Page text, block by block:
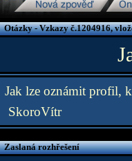
Otázky - Vzkazy č.1204916,
Jak lze oznámit profil,
SkoroVítr
Zaslaná rozhřešení